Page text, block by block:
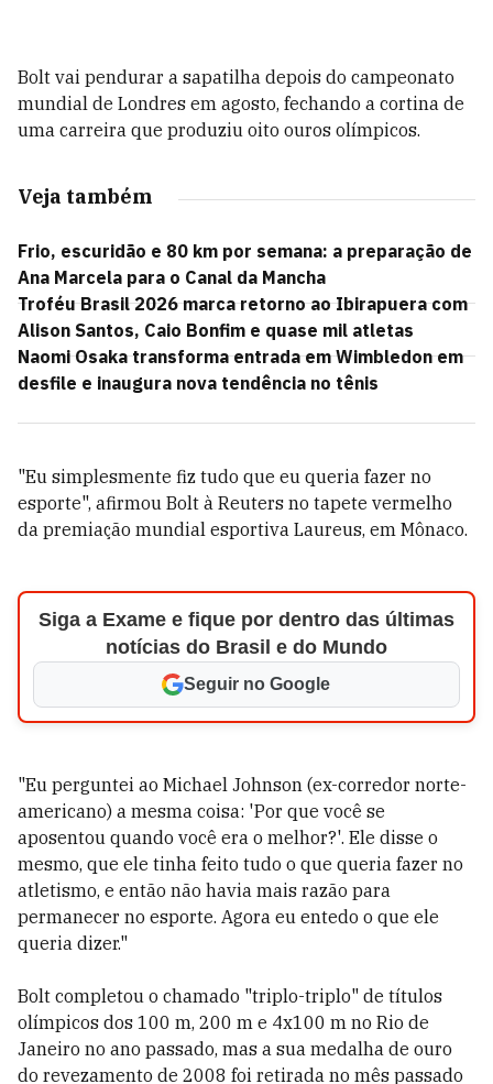
Bolt vai pendurar a sapatilha depois do campeonato
mundial de Londres em agosto, fechando a cortina de
uma carreira que produziu oito ouros olímpicos.
Veja também
Frio, escuridão e 80 km por semana: a preparação de
Ana Marcela para o Canal da Mancha
Troféu Brasil 2026 marca retorno ao Ibirapuera com
Alison Santos, Caio Bonfim e quase mil atletas
Naomi Osaka transforma entrada em Wimbledon em
desfile e inaugura nova tendência no tênis
"Eu simplesmente fiz tudo que eu queria fazer no
esporte", afirmou Bolt à Reuters no tapete vermelho
da premiação mundial esportiva Laureus, em Mônaco.
Siga a Exame e fique por dentro das últimas
notícias do Brasil e do Mundo
Seguir no Google
"Eu perguntei ao Michael Johnson (ex-corredor norte-
americano) a mesma coisa: 'Por que você se
aposentou quando você era o melhor?'. Ele disse o
mesmo, que ele tinha feito tudo o que queria fazer no
atletismo, e então não havia mais razão para
permanecer no esporte. Agora eu entedo o que ele
queria dizer."
Bolt completou o chamado "triplo-triplo" de títulos
olímpicos dos 100 m, 200 m e 4x100 m no Rio de
Janeiro no ano passado, mas a sua medalha de ouro
do revezamento de 2008 foi retirada no mês passado